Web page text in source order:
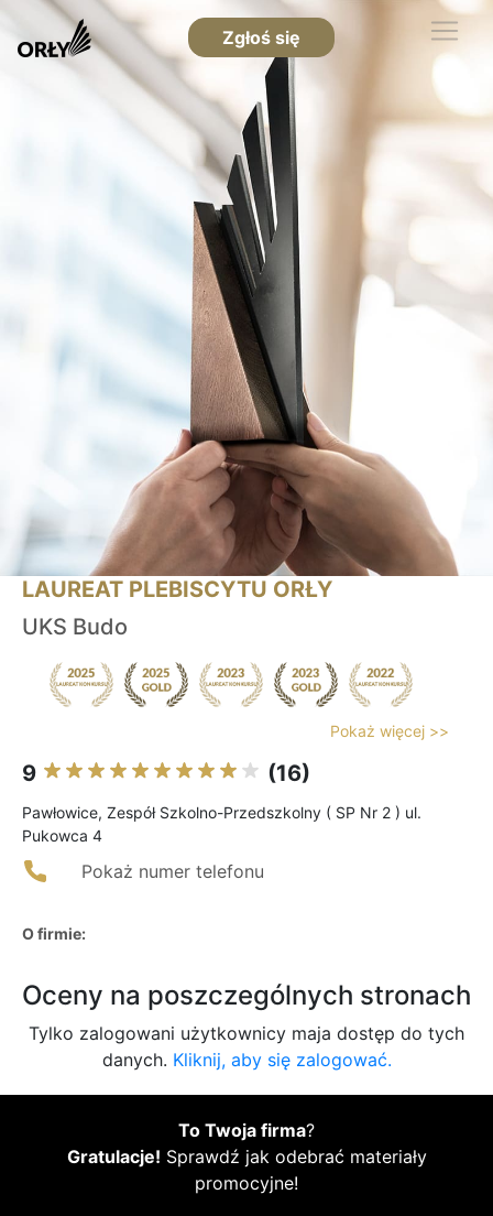
Zgłoś się
LAUREAT PLEBISCYTU ORŁY
UKS Budo
Pokaż więcej >>
9 (16)
Pawłowice, Zespół Szkolno-Przedszkolny ( SP Nr 2 ) ul.
Pukowca 4
Pokaż numer telefonu
O firmie:
Oceny na poszczególnych stronach
Tylko zalogowani użytkownicy maja dostęp do tych
danych. Kliknij, aby się zalogować.
To Twoja firma?
Gratulacje! Sprawdź jak odebrać materiały
promocyjne!